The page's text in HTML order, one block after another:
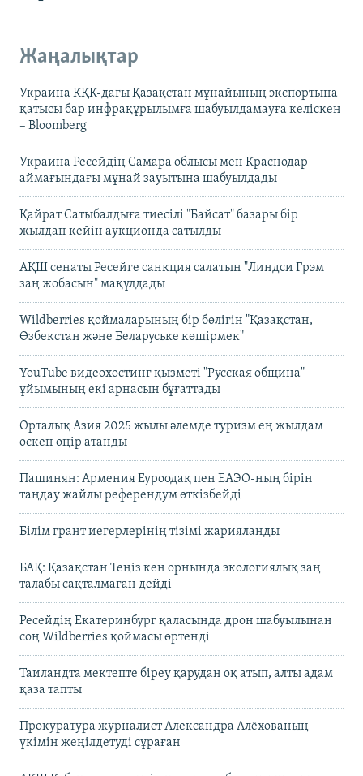
Жаңалықтар
Украина КҚК-дағы Қазақстан мұнайының экспортына
қатысы бар инфрақұрылымға шабуылдамауға келіскен
– Bloomberg
Украина Ресейдің Самара облысы мен Краснодар
аймағындағы мұнай зауытына шабуылдады
Қайрат Сатыбалдыға тиесілі "Байсат" базары бір
жылдан кейін аукционда сатылды
АҚШ сенаты Ресейге санкция салатын "Линдси Грэм
заң жобасын" мақұлдады
Wildberries қоймаларының бір бөлігін "Қазақстан,
Өзбекстан және Беларуське көшірмек"
YouTube видеохостинг қызметі "Русская община"
ұйымының екі арнасын бұғаттады
Орталық Азия 2025 жылы әлемде туризм ең жылдам
өскен өңір атанды
Пашинян: Армения Еуроодақ пен ЕАЭО-ның бірін
таңдау жайлы референдум өткізбейді
Білім грант иегерлерінің тізімі жарияланды
БАҚ: Қазақстан Теңіз кен орнында экологиялық заң
талабы сақталмаған дейді
Ресейдің Екатеринбург қаласында дрон шабуылынан
соң Wildberries қоймасы өртенді
Таиландта мектепте біреу қарудан оқ атып, алты адам
қаза тапты
Прокуратура журналист Александра Алёхованың
үкімін жеңілдетуді сұраған